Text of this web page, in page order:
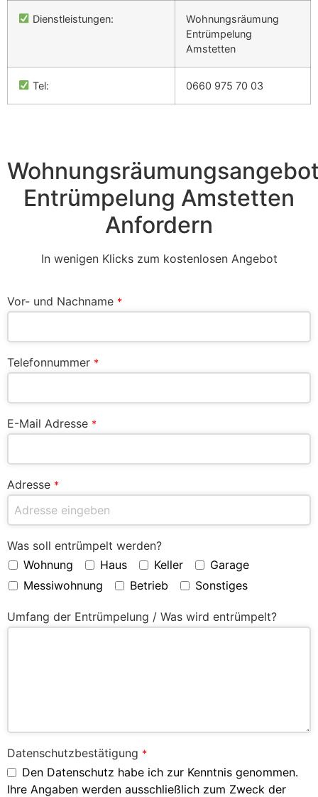
Dienstleistungen:
Wohnungsräumung
Entrümpelung
Amstetten
Tel: 0660 975 70 03
Entrümpelung Amstetten
Anfordern
In wenigen Klicks zum kostenlosen Angebot
Vor- und Nachname *
Telefonnummer *
E-Mail Adresse *
Adresse *
Was soll entrümpelt werden?
Wohnung
Haus Keller
Garage
Messiwohnung
Betrieb Sonstiges
Umfang der Entrümpelung / Was wird entrümpelt?
Datenschutzbestätigung *
Den Datenschutz habe ich zur Kenntnis genommen.
Ihre Angaben werden ausschließlich zum Zweck der